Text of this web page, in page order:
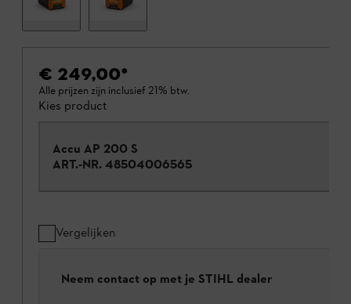
€ 249,00*
Alle prijzen zijn inclusief 21% btw.
Kies product
Accu AP 200 S
ART.-NR. 48504006565
Vergelijken
Neem contact op met je STIHL dealer